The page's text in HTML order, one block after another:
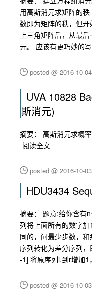
用高斯消元求矩阵的
数即为矩阵的秩，但
上三角矩阵后，从最
元。 应该有更巧妙的
posted @ 2016-10-
UVA 10828
斯消元)
摘要： 高斯消元求概
阅读全文
posted @ 2016-10-
HDU3434
摘要： 题意:给你含有
列将上面所有的数字
同的，问最少步数，
序列转化为差分序列
-1] 将原序列l,到r增加1
posted @ 2016-10-